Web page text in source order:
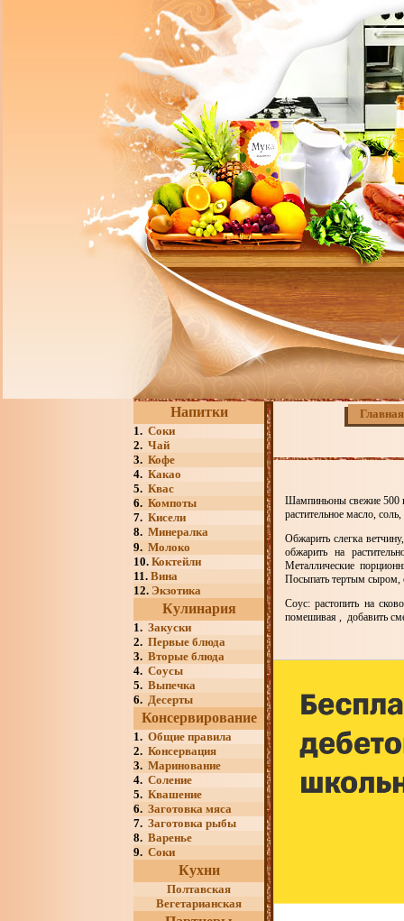
Напитки
1. Соки
2. Чай
3. Кофе
4. Какао
5. Квас
6. Компоты
7. Кисели
8. Минералка
9. Молоко
10. Коктейли
11. Вина
12. Экзотика
Кулинария
1. Закуски
2. Первые блюда
3. Вторые блюда
4. Соусы
5. Выпечка
6. Десерты
Консервирование
1. Общие правила
2. Консервация
3. Маринование
4. Соление
5. Квашение
6. Заготовка мяса
7. Заготовка рыбы
8. Варенье
9. Соки
Кухни
Полтавская
Вегетарианская
Главная
Шампиньоны свежие 500
растительное масло, соль,
Обжарить слегка
обжарить на
Металлические
Посыпать тертым сыром,
Соус: растопить на
помешивая , добавить